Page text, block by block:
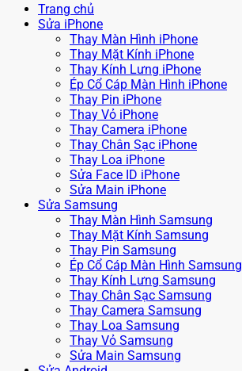
Trang chủ
Sửa iPhone
Thay Màn Hình iPhone
Thay Mặt Kính iPhone
Thay Kính Lưng iPhone
Ép Cổ Cáp Màn Hình iPhone
Thay Pin iPhone
Thay Vỏ iPhone
Thay Camera iPhone
Thay Chân Sạc iPhone
Thay Loa iPhone
Sửa Face ID iPhone
Sửa Main iPhone
Sửa Samsung
Thay Màn Hình Samsung
Thay Mặt Kính Samsung
Thay Pin Samsung
Ép Cổ Cáp Màn Hình Samsung
Thay Kính Lưng Samsung
Thay Chân Sạc Samsung
Thay Camera Samsung
Thay Loa Samsung
Thay Vỏ Samsung
Sửa Main Samsung